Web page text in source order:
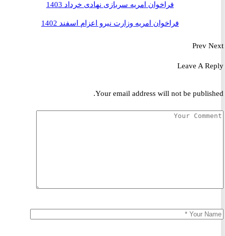
فراخوان امریه سربازی نهادی خرداد 1403
فراخوان امریه وزارت نیرو اعزام اسفند 1402
Prev
Leave A
Your email address will not be